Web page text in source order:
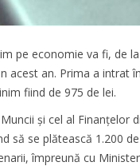
pe economie va fi, de
acest an. Prima a intrat
fiind de 975 de lei.
și cel al Finanțelor
să se plătească 1.200
împreună cu